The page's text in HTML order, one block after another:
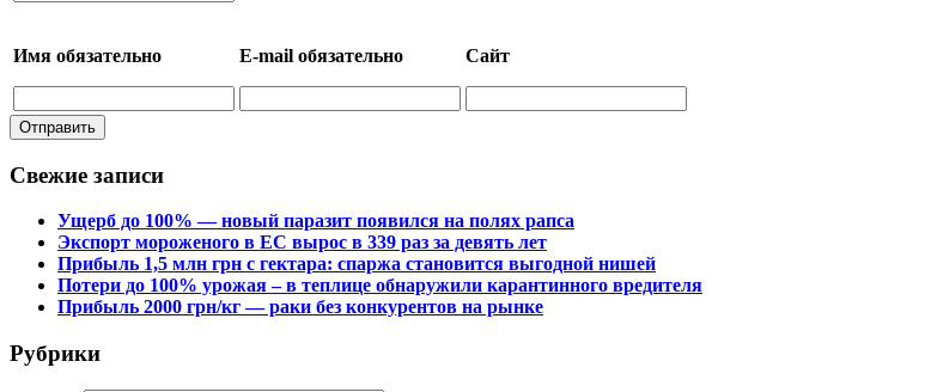
Имя обязательно E-mail обязательно Сайт
Свежие записи
Ущерб до 100% — новый паразит появился на полях рапса
Экспорт мороженого в ЕС вырос в 339 раз за девять лет
Прибыль 1,5 млн грн с гектара: спаржа становится выгодной нишей
Потери до 100% урожая – в теплице обнаружили карантинного вредителя
Прибыль 2000 грн/кг — раки без конкурентов на рынке
Рубрики